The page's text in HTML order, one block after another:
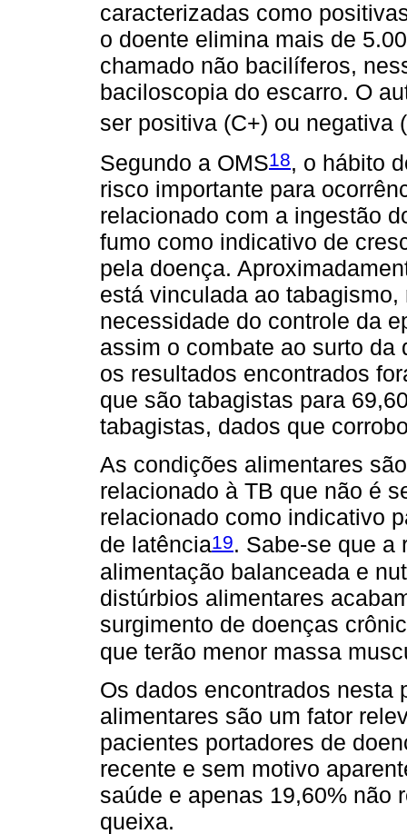
caracterizadas como
o doente elimina mais de
chamado não bacilíferos,
baciloscopia do escarro. O
ser positiva (C+) ou negativa
Segundo a OMS18, o hábito
risco importante para
relacionado com a ingestão
fumo como indicativo de
pela doença.
está vinculada ao
necessidade do controle da
assim o combate ao surto da
os resultados encontrados
que são tabagistas para
tabagistas, dados que
As condições alimentares
relacionado à TB que não é
relacionado como indicativo
de latência19. Sabe-se que a
alimentação balanceada e
distúrbios alimentares
surgimento de doenças
que terão menor massa
Os dados encontrados nesta
alimentares são um fator
pacientes portadores de
recente e sem motivo
saúde e apenas 19,60% não
queixa.